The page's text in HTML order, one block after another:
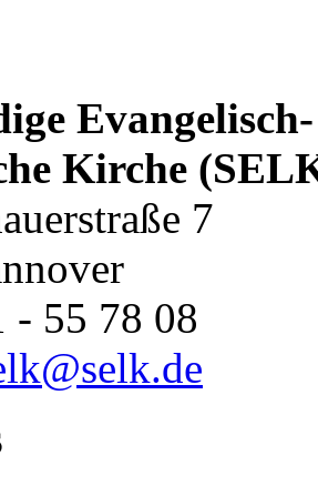
Evangelisch-
Kirche
7
- 55 78 08